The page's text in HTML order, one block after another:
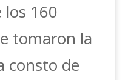
160
tomaron la
consto de